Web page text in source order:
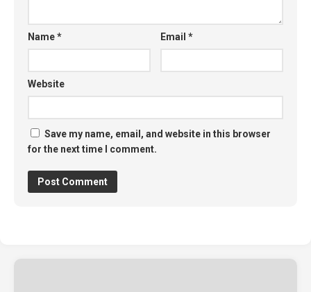
Name* Email*
Website
Save my name, email, and website in this browser
for the next time I comment.